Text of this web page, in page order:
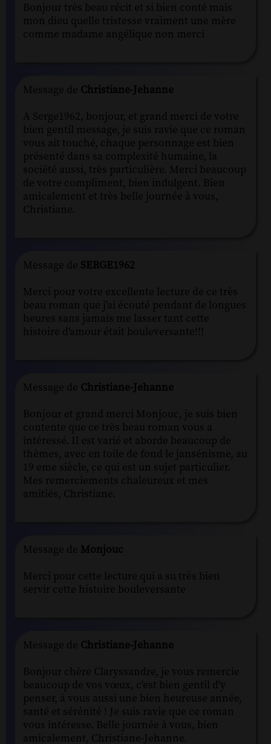
Bonjour très beau récit et si bien conté mais
mon dieu quelle tristesse vraiment une mère
comme madame angélique non merci
Message de Christiane-Jehanne
A Serge1962, bonjour, et grand merci de votre
bien gentil message, je suis ravie que ce roman
vous ait touché, chaque personnage est bien
présenté dans sa complexité humaine, la
société aussi, très particulière. Merci beaucoup
de votre compliment, bien indulgent. Bien
amicalement et très belle journée à vous,
Christiane.
Message de SERGE1962
Merci pour votre excellente lecture de ce très
beau roman que j'ai écouté pendant de longues
heures sans jamais me lasser tant cette
histoire d'amour était bouleversante!!!
Message de Christiane-Jehanne
Bonjour et grand merci Monjouc, je suis bien
contente que ce très beau roman vous a
intéressé. Il est varié et aborde beaucoup de
thèmes, avec en toile de fond le jansénisme, au
19 eme siècle, ce qui est un sujet particulier.
Mes remerciements chaleureux et mes
amitiés, Christiane.
Message de Monjouc
Merci pour cette lecture qui a su très bien
servir cette histoire bouleversante
Message de Christiane-Jehanne
Bonjour chère Claryssandre, je vous remercie
beaucoup de vos vœux, c'est bien gentil d'y
penser, à vous aussi une bien heureuse année,
santé et sérénité ! Je suis ravie que ce roman
vous intéresse. Belle journée à vous, bien
amicalement, Christiane-Jehanne.